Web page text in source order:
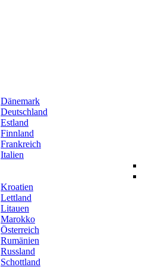
Dänemark
Deutschland
Estland
Finnland
Frankreich
Italien
Kroatien
Lettland
Litauen
Marokko
Österreich
Rumänien
Russland
Schottland